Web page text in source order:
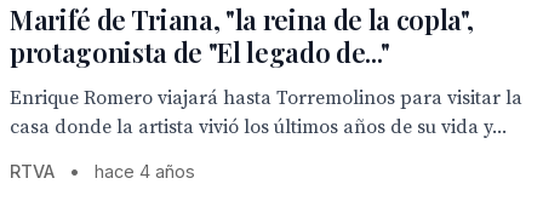
Marifé de Triana, "la reina de la copla",
protagonista de "El legado de..."
Enrique Romero viajará hasta Torremolinos para visitar la
casa donde la artista vivió los últimos años de su vida y...
RTVA • hace 4 años